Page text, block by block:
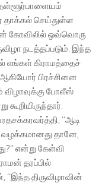
தாக்கல் செய்துள்ள
கோவிலில் ஒவ்வொரு
நடத்தப்படும். இந்த
எங்கள் கிராமத்தைச்
பிரச்சினை
விழாவுக்கு போலீஸ்
கூறியிருந்தார்.
‘‘ஆடி
வழக்கமானது தானே,
என்று கேள்வி
தரப்பில்
திருவிழாவின்